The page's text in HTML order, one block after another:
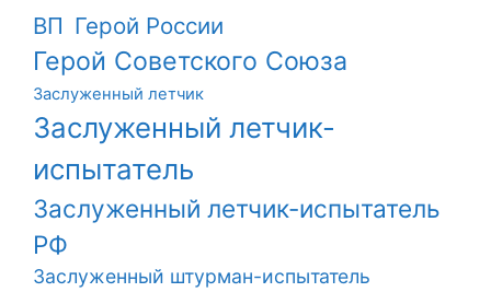
ВП Герой России
Герой Советского Союза
Заслуженный летчик
Заслуженный летчик-
испытатель
Заслуженный летчик-испытатель
РФ
Заслуженный штурман-испытатель